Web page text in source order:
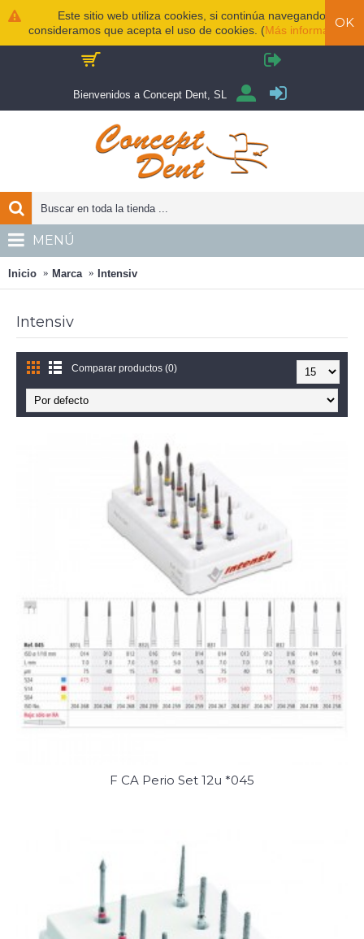
Este sitio web utiliza cookies, si continúa navegando
consideramos que acepta el uso de cookies. (Más información )
OK
Bienvenidos a Concept Dent, SL
MENÚ
Inicio Marca Intensiv
Intensiv
Comparar productos (0)
F CA Perio Set 12u *045